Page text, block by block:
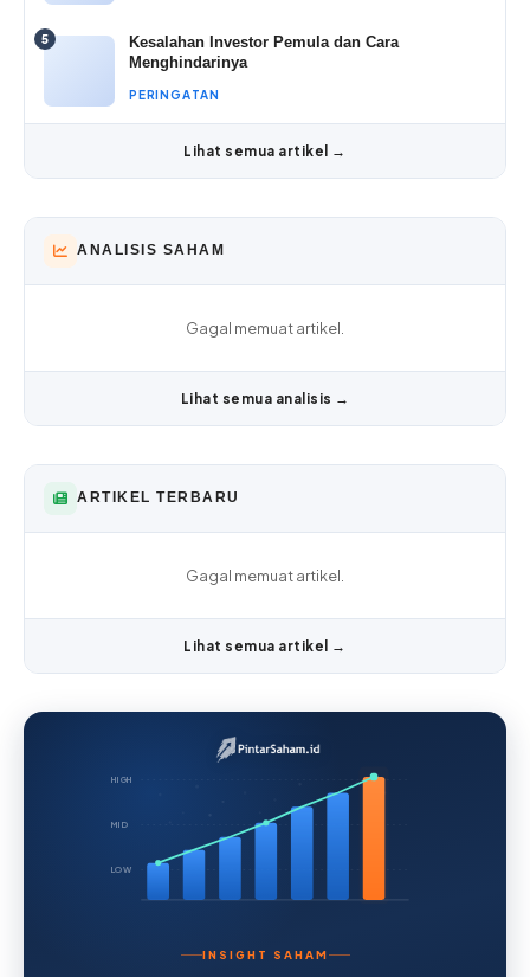
5
Kesalahan Investor Pemula dan Cara
Menghindarinya
PERINGATAN
Lihat semua artikel →
ANALISIS SAHAM
Gagal memuat artikel.
Lihat semua analisis →
ARTIKEL TERBARU
Gagal memuat artikel.
Lihat semua artikel →
HIGH
MID
LOW
INSIGHT SAHAM